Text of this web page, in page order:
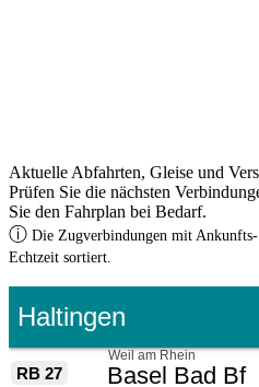
Aktuelle Abfahrten, Gleise und
Prüfen Sie die nächsten
Sie den Fahrplan bei Bedarf.
ⓘ Die Zugverbindungen mit
Echtzeit sortiert.